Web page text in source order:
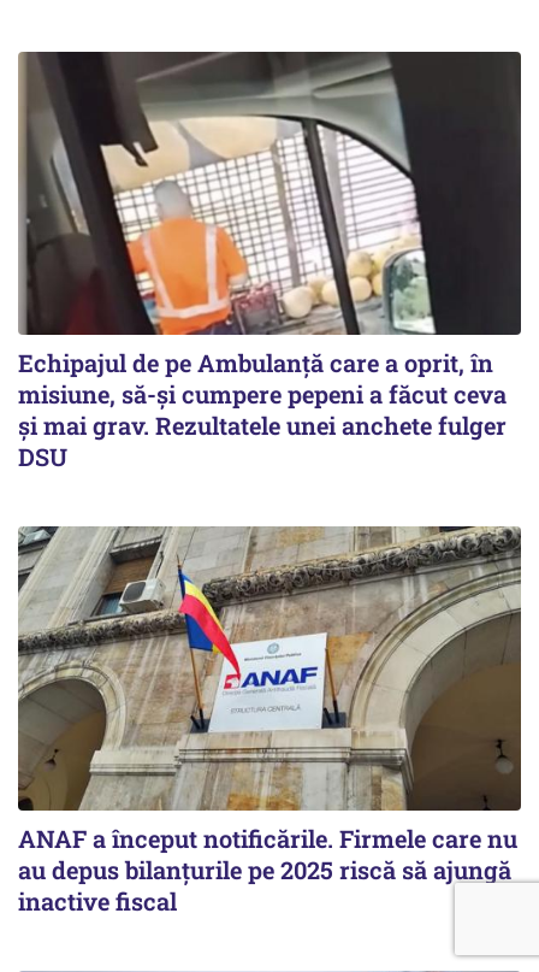
Echipajul de pe Ambulanță care a oprit, în
misiune, să-și cumpere pepeni a făcut ceva
și mai grav. Rezultatele unei anchete fulger
DSU
ANAF a început notificările. Firmele care nu
au depus bilanțurile pe 2025 riscă să ajungă
inactive fiscal